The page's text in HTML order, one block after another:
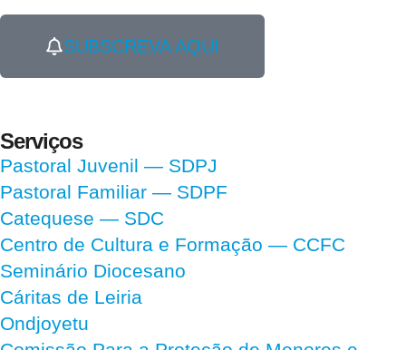
SUBSCREVA AQUI
Serviços
Pastoral Juvenil — SDPJ
Pastoral Familiar — SDPF
Catequese — SDC
Centro de Cultura e Formação — CCFC
Seminário Diocesano
Cáritas de Leiria
Ondjoyetu